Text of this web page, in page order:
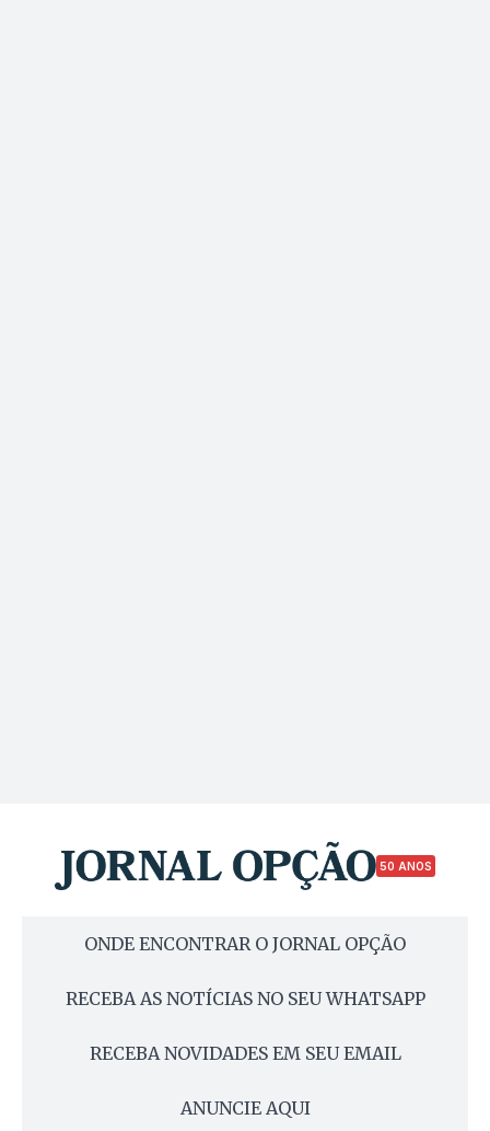
50 ANOS
ONDE ENCONTRAR O JORNAL OPÇÃO
RECEBA AS NOTÍCIAS NO SEU WHATSAPP
RECEBA NOVIDADES EM SEU EMAIL
ANUNCIE AQUI